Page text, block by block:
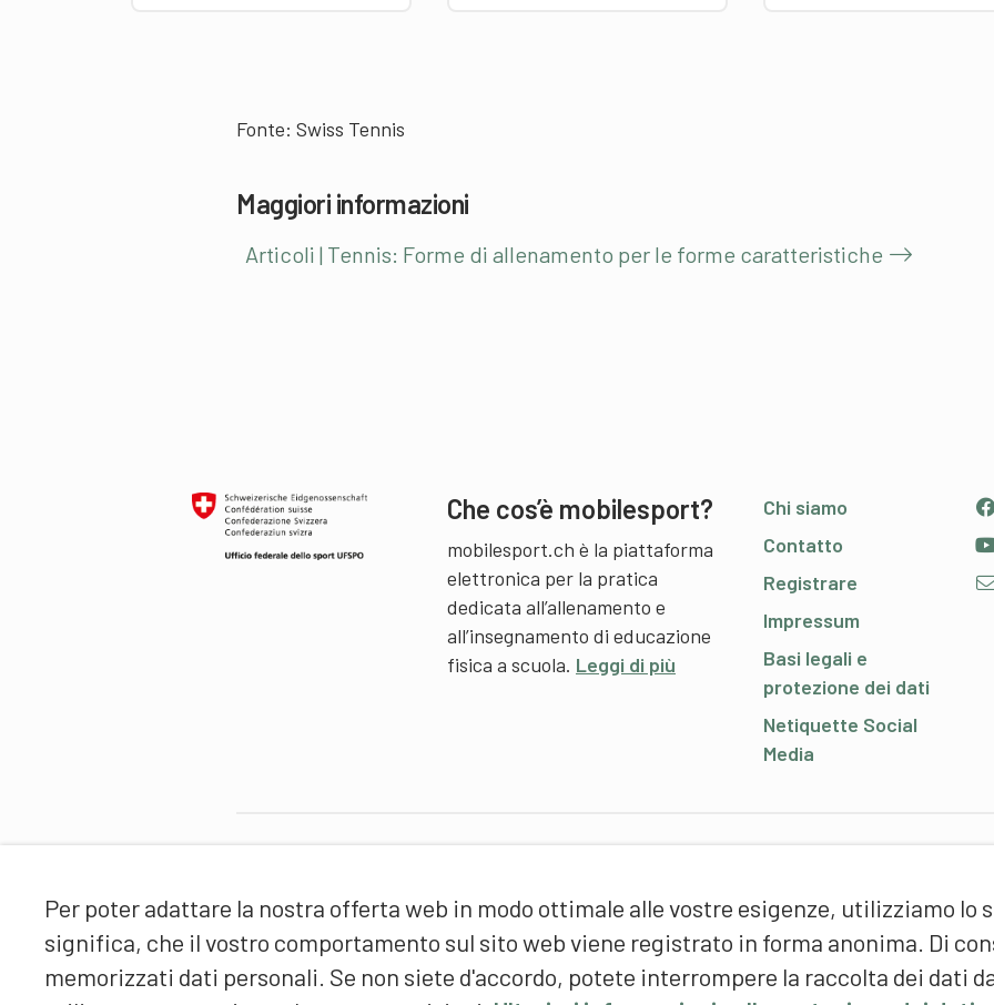
Per poter adattare la nostra offerta web in modo ottimale alle vostre esigenze, utilizziamo lo
significa, che il vostro comportamento sul sito web viene registrato in forma anonima. Di
memorizzati dati personali. Se non siete d'accordo, potete interrompere la raccolta dei dati
Fonte: Swiss Tennis
Maggiori informazioni
Articoli | Tennis: Forme di allenamento per le forme caratteristiche
Che cos’è mobilesport?
mobilesport.ch è la piattaforma
elettronica per la pratica
dedicata all’allenamento e
all’insegnamento di educazione
fisica a scuola. Leggi di più
Chi siamo
Contatto
Registrare
Impressum
Basi legali e
protezione dei dati
Netiquette Social
Media